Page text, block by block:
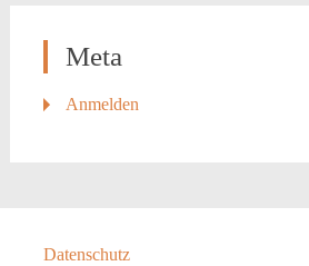
Meta
Anmelden
Datenschutz